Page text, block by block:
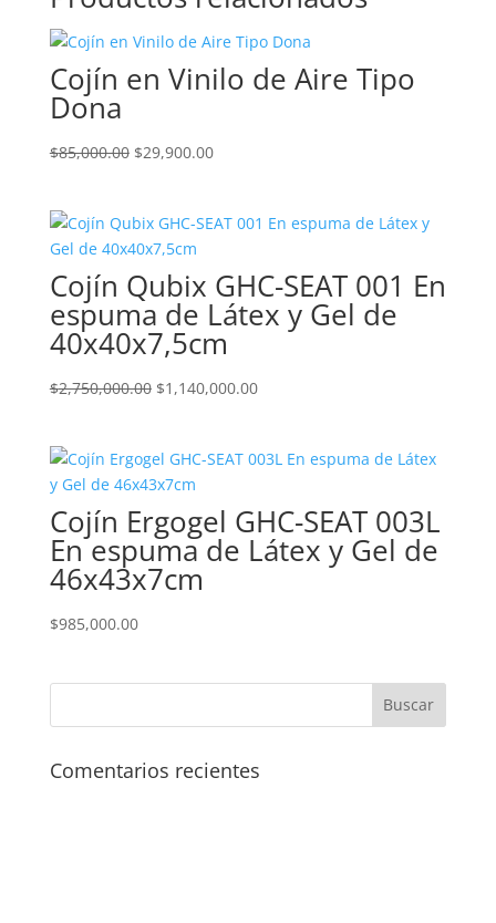
Cojín en Vinilo de Aire Tipo
Dona
$85,000.00 El
era:
$85,000.00.
$29,900.00El
es:
Cojín Qubix GHC-SEAT 001 En
espuma de Látex y Gel de
40x40x7,5cm
$2,750,000.00 El
era:
$2,750,000.00.
$1,140,000.00El
es:
Cojín Ergogel GHC-SEAT 003L
En espuma de Látex y Gel de
46x43x7cm
$985,000.00
Comentarios recientes